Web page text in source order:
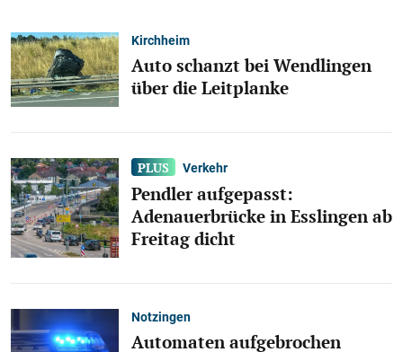
Kirchheim
Auto schanzt bei Wendlingen
über die Leitplanke
Verkehr
Pendler aufgepasst:
Adenauerbrücke in Esslingen ab
Freitag dicht
Notzingen
Automaten aufgebrochen